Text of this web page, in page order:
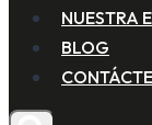
NUESTRA
BLOG